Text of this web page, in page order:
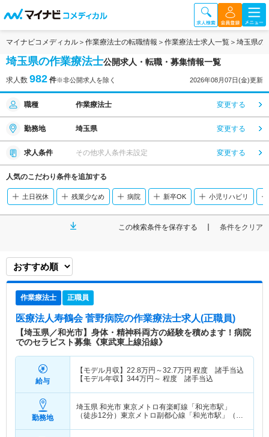
マイナビコメディカル 作業療法士の転職情報 作業療法士求人一覧 埼玉県の
埼玉県の作業療法士公開求人・転職・募集情報一覧
求人数 982 件※非公開求人を除く 2026年08月07日(金)更新
職種 作業療法士 変更する
勤務地 埼玉県 変更する
求人条件 その他求人条件未設定 変更する
人気のこだわり条件を追加する
土日祝休 残業少なめ 病院 新卒OK 小児リハビリ
この検索条件を保存する 条件をクリア
作業療法士 正職員
医療法人寿鶴会 菅野病院の作業療法士求人(正職員)
【埼玉県／和光市】身体・精神科両方の経験を積めます！病院
でのセラピスト募集《東武東上線沿線》
給与
【モデル月収】 22.8万円～32.7万円 程度 諸手当込
【モデル年収】 344万円～ 程度 諸手当込
勤務地
埼玉県 和光市 東京メトロ有楽町線「和光市駅」
（徒歩12分）東京メトロ副都心線「和光市駅」（徒